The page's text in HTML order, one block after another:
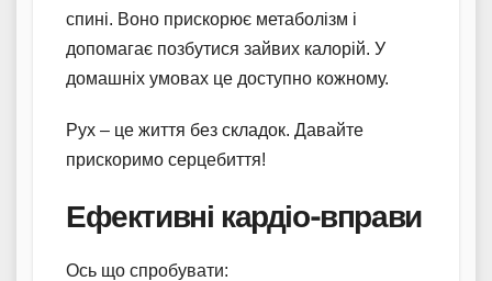
спині. Воно прискорює метаболізм і
допомагає позбутися зайвих калорій. У
домашніх умовах це доступно кожному.
Рух – це життя без складок. Давайте
прискоримо серцебиття!
Ефективні кардіо-вправи
Ось що спробувати: